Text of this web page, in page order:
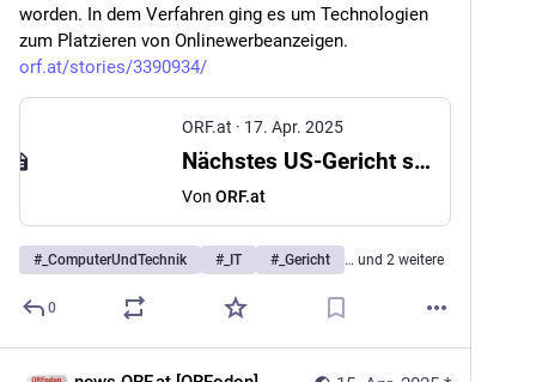
worden. In dem Verfahren ging es um Technologien
zum Platzieren von Onlinewerbeanzeigen.
orf.at/stories/3390934/
ORF.at · 17. Apr. 2025
Nächstes US-Gericht sieht bei Google illegales Monopol
Von ORF.at
# _ComputerUndTechnik # _IT # _Gericht … und 2 weitere
0